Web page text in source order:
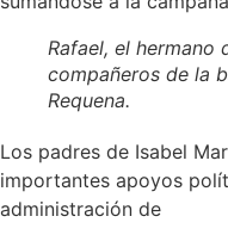
Rafael, el hermano
compañeros de la
Requena.
Los padres de Isabel
importantes apoyos
administración de